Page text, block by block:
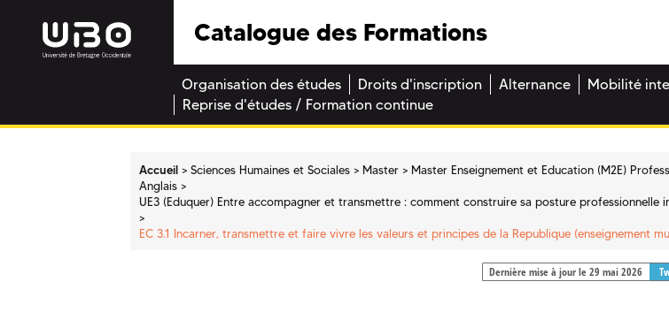
Catalogue des Formations
Organisation des études Droits d'inscription Alternance Mobilité
Reprise d'études / Formation continue
Accueil Sciences Humaines et Sociales Master
Master Enseignement et Education (M2E)
Anglais
UE3 (Eduquer) Entre accompagner et transmettre : comment construire sa posture professionnelle
EC 3.1 Incarner, transmettre et faire vivre les valeurs et principes de la Republique (enseignement
Dernière mise à jour le 29 mai 2026